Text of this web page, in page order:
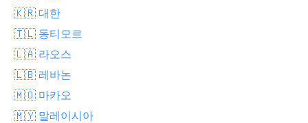
🇰🇷 대한
🇹🇱 동티모르
🇱🇦 라오스
🇱🇧 레바논
🇲🇴 마카오
🇲🇾 말레이시아